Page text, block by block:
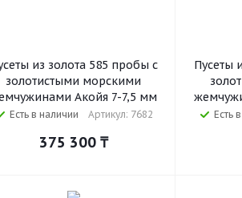
из золота 585 пробы с
золотистыми морскими
Акойя 7-7,5 мм
Есть в наличии Артикул: 7682
375 300₸
Пусеты
Есть